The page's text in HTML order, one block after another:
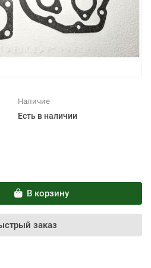
Наличие
Есть в наличии
В корзину
заказ